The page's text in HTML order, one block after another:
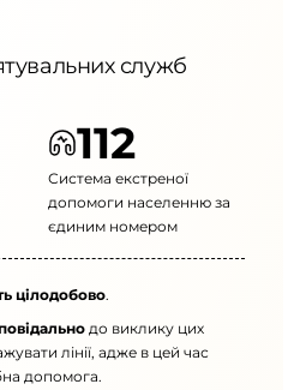
служб
112
Система екстреної
допомоги населенню за
єдиним номером
цілодобово.
до виклику цих
лінії, адже в цей час
допомога.